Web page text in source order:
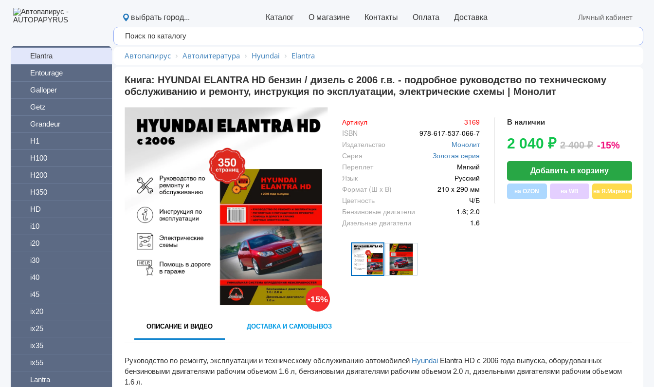
Coupe
Elantra
Entourage
Galloper
Getz
Grandeur
H1
H100
H200
H350
HD
i10
i20
i30
i40
i45
ix20
ix25
ix35
ix55
Lantra
выбрать город... Каталог О магазине Контакты Оплата Доставка Личный кабинет
Автопапирус Автолитература Hyundai Elantra
Книга: HYUNDAI ELANTRA HD бензин / дизель с 2006 г.в. - подробное руководство по техническому
обслуживанию и ремонту, инструкция по эксплуатации, электрические схемы | Монолит
-15%
Артикул
3169
ISBN
978-617-537-066-7
Издательство
Монолит
Серия
Золотая серия
Переплет
Мягкий
Язык
Русский
Формат (Ш x В)
210 x 290 мм
Цветность
Ч/Б
Бензиновые двигатели
1.6; 2.0
Дизельные двигатели
1.6
В наличии
2 040 ₽2 400 ₽ -15%
Добавить в корзину
на OZON на WB на Я.Маркете
ОПИСАНИЕ И ВИДЕО ДОСТАВКА И САМОВЫВОЗ
Руководство по ремонту, эксплуатации и техническому обслуживанию автомобилей Hyundai Elantra HD c 2006 года выпуска, оборудованных
бензиновыми двигателями рабочим обьемом 1.6 л, бензиновыми двигателями рабочим обьемом 2.0 л, дизельными двигателями рабочим обьемом
1.6 л.